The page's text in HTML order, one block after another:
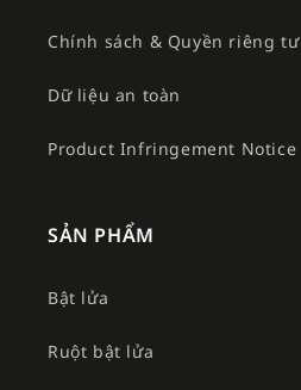
Chính sách & Quyền riêng tư
Dữ liệu an toàn
Product Infringement Notice
SẢN PHẨM
Bật lửa
Ruột bật lửa